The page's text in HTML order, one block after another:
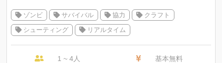
者と戦いながら生き残りを目
ゾンビ サバイバル 協力 クラフト
シューティング リアルタイム
1 ~ 4人 基本無料